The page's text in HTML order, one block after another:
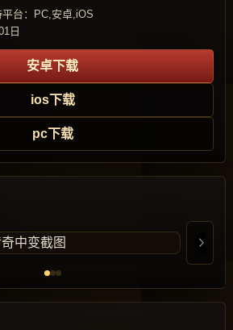
平台：PC,安卓,iOS
日
安卓下载
ios下载
pc下载